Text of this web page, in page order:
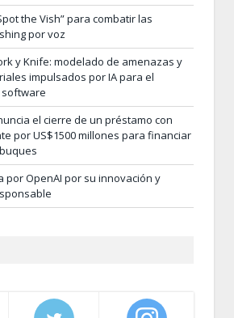
the Vish” para combatir las
por voz
y Knife: modelado de amenazas y
impulsados por IA para el
el cierre de un préstamo con
por US$1500 millones para financiar
por OpenAI por su innovación y